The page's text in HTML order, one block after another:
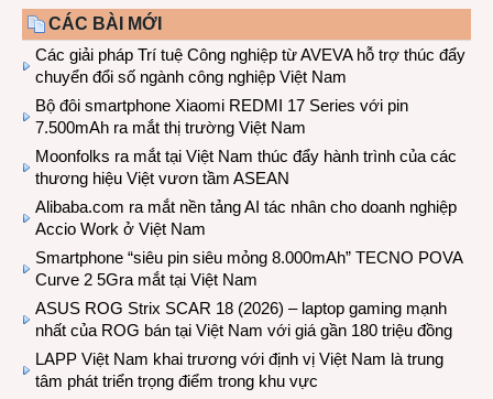
CÁC BÀI MỚI
Các giải pháp Trí tuệ Công nghiệp từ AVEVA hỗ trợ thúc đẩy
chuyển đổi số ngành công nghiệp Việt Nam
Bộ đôi smartphone Xiaomi REDMI 17 Series với pin
7.500mAh ra mắt thị trường Việt Nam
Moonfolks ra mắt tại Việt Nam thúc đẩy hành trình của các
thương hiệu Việt vươn tầm ASEAN
Alibaba.com ra mắt nền tảng AI tác nhân cho doanh nghiệp
Accio Work ở Việt Nam
Smartphone “siêu pin siêu mỏng 8.000mAh” TECNO POVA
Curve 2 5Gra mắt tại Việt Nam
ASUS ROG Strix SCAR 18 (2026) – laptop gaming mạnh
nhất của ROG bán tại Việt Nam với giá gần 180 triệu đồng
LAPP Việt Nam khai trương với định vị Việt Nam là trung
tâm phát triển trọng điểm trong khu vực